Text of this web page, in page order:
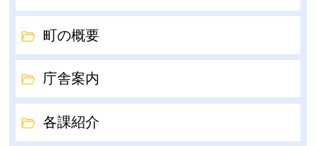
町の概要
庁舎案内
各課紹介